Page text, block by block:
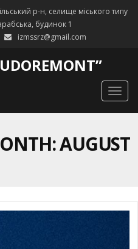
р-н, селище міського типу
будинок 1
izmssrz@gmail.com
AUGUST